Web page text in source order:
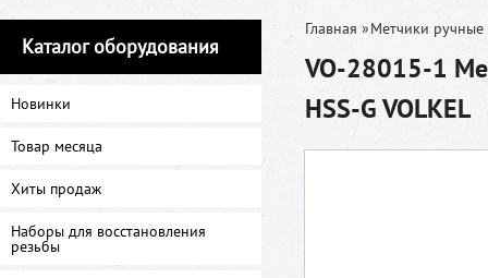
Каталог оборудования
Новинки
Товар месяца
Хиты продаж
Наборы для восстановления
резьбы
Главная »Метчики ручные
VO-28015-1
HSS-G VOLKEL